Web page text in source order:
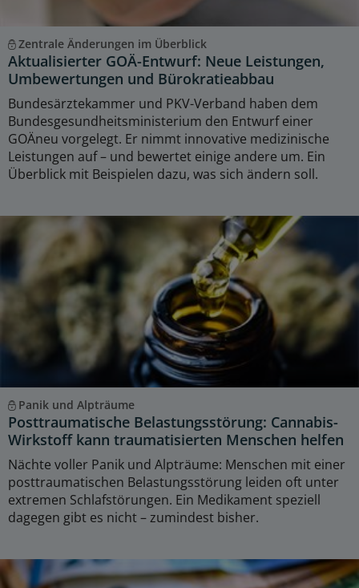
Zentrale Änderungen im Überblick
Aktualisierter GOÄ-Entwurf: Neue Leistungen,
Umbewertungen und Bürokratieabbau
Bundesärztekammer und PKV-Verband haben dem
Bundesgesundheitsministerium den Entwurf einer
GOÄneu vorgelegt. Er nimmt innovative medizinische
Leistungen auf – und bewertet einige andere um. Ein
Überblick mit Beispielen dazu, was sich ändern soll.
Panik und Alpträume
Posttraumatische Belastungsstörung: Cannabis-
Wirkstoff kann traumatisierten Menschen helfen
Nächte voller Panik und Alpträume: Menschen mit einer
posttraumatischen Belastungsstörung leiden oft unter
extremen Schlafstörungen. Ein Medikament speziell
dagegen gibt es nicht – zumindest bisher.